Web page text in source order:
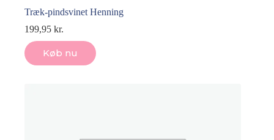
Træk-pindsvinet Henning
199,95 kr.
Køb nu